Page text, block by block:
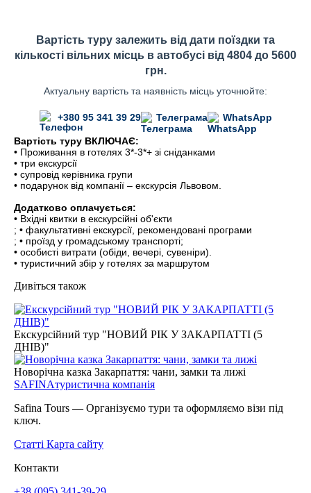
Вартість туру залежить від дати поїздки та
кількості вільних місць в автобусі від 4804 до 5600
грн.
Актуальну вартість та наявність місць уточнюйте:
+380 95 341 39 29 Телеграма WhatsApp
Вартість туру ВКЛЮЧАЄ:
• Проживання в готелях 3*-3*+ зі сніданками
• три екскурсії
• супровід керівника групи
• подарунок від компанії – екскурсія Львовом.
Додатково оплачується:
• Вхідні квитки в екскурсійні об'єкти
; • факультативні екскурсії, рекомендовані програми
; • проїзд у громадському транспорті;
• особисті витрати (обіди, вечері, сувеніри).
• туристичний збір у готелях за маршрутом
Дивіться також
Екскурсійний тур "НОВИЙ РІК У ЗАКАРПАТТІ (5
ДНІВ)"
Новорічна казка Закарпаття: чани, замки та лижі
SAFINAтуристична компанія
Safina Tours — Організуємо тури та оформляємо візи під
ключ.
Статті Карта сайту
Контакти